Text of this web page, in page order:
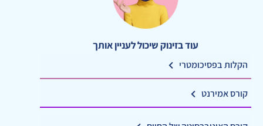
עוד בזינוק שיכול לעניין אותך
הקלות בפסיכומטרי
קורס אמירנט